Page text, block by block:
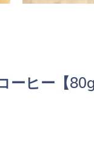
ーヒー【